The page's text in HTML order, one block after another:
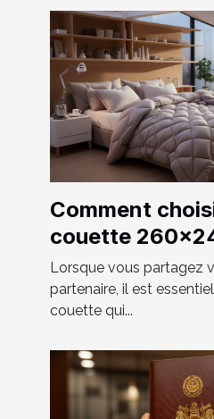
Comment
couette
couple ?
Lorsque vous partagez
partenaire, il est
couette qui...